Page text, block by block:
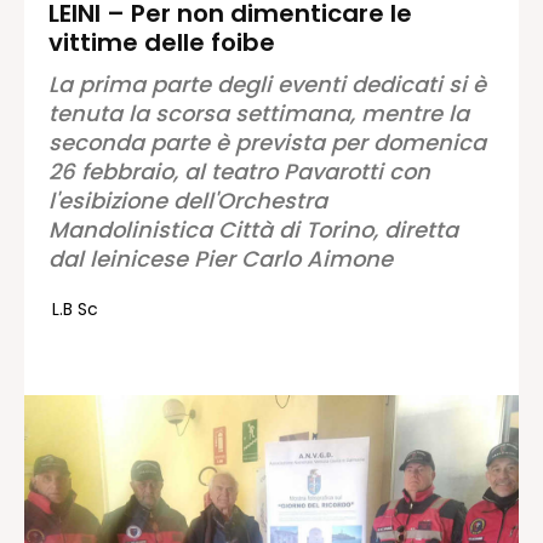
Redazione
Contatti
Lavora con noi
Pubblicità
Autoregolamentazione per la
Pubblicitá Elettorale 2026
Condizioni gener. acquisto spazi
Condizioni di utilizzo
Normativa sulle correzioni
Normativa deontologica
LEINI – Per non dimenticare le
vittime delle foibe
La prima parte degli eventi dedicati si è
tenuta la scorsa settimana, mentre la
seconda parte è prevista per domenica
26 febbraio, al teatro Pavarotti con
l'esibizione dell'Orchestra
Mandolinistica Città di Torino, diretta
dal leinicese Pier Carlo Aimone
L.B Sc